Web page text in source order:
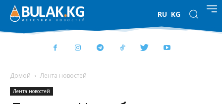
RU KG
Домой Лента новостей
Лента новостей